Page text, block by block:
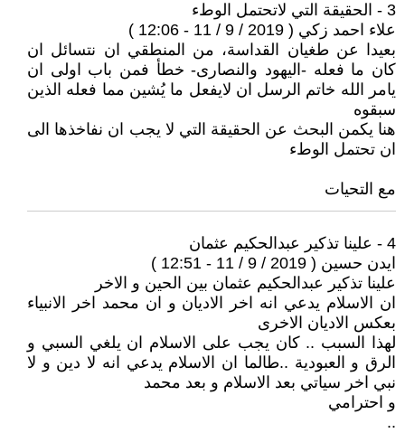
3 - الحقيقة التي لاتحتمل الوطء
علاء احمد زكي ( 2019 / 9 / 11 - 12:06 )
بعيدا عن طغيان القداسة، من المنطقي ان نتسائل ان
كان ما فعله -اليهود والنصارى- خطأ فمن باب اولى ان
يامر الله خاتم الرسل ان لايفعل ما يُشين مما فعله الذين
سبقوه
هنا يكمن البحث عن الحقيقة التي لا يجب ان نفاخذها الى
ان تحتمل الوطء
مع التحيات
4 - علينا تذكير عبدالحكيم عثمان
ايدن حسين ( 2019 / 9 / 11 - 12:51 )
علينا تذكير عبدالحكيم عثمان بين الحين و الاخر
ان الاسلام يدعي انه اخر الاديان و ان محمد اخر الانبياء
بعكس الاديان الاخرى
لهذا السبب .. كان يجب على الاسلام ان يلغي السبي و
الرق و العبودية ..طالما ان الاسلام يدعي انه لا دين و لا
نبي اخر سياتي بعد الاسلام و بعد محمد
و احترامي
..